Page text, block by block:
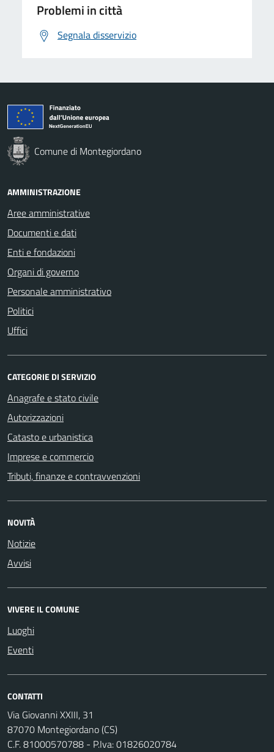
Problemi in città
Segnala disservizio
Comune di Montegiordano
AMMINISTRAZIONE
Aree amministrative
Documenti e dati
Enti e fondazioni
Organi di governo
Personale amministrativo
Politici
Uffici
CATEGORIE DI SERVIZIO
Anagrafe e stato civile
Autorizzazioni
Catasto e urbanistica
Imprese e commercio
Tributi, finanze e contravvenzioni
NOVITÀ
Notizie
Avvisi
VIVERE IL COMUNE
Luoghi
Eventi
CONTATTI
Via Giovanni XXIII, 31
87070 Montegiordano (CS)
C.F. 81000570788 - P.Iva: 01826020784